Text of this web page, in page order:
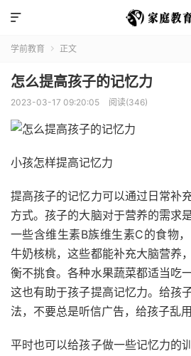

学前教育  正文
怎么提高孩子的记忆力
2023-03-17 09:20:05 阅读(346)
小孩怎样提高记忆力
提高孩子的记忆力可以通过日常补
方式。孩子的大脑对于营养的需求
一些含维生素B族维生素C的食物
牛奶核桃，这些都能补充大脑营养
衡不挑食。各种水果蔬菜都适当吃
这也有助于孩子提高记忆力。给孩
法，不要总是听信广告，给孩子乱用
平时也可以给孩子做一些记忆力的